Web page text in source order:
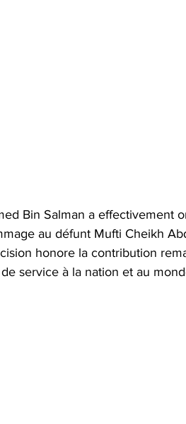
Bin Salman a effectivement
au défunt Mufti Cheikh
honore la contribution
service à la nation et au